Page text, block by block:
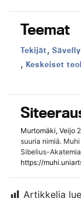
Teemat
Teema:
Tekijät, Teema:
, Teema:
Keskeiset
Murtomäki, Veijo
suuria nimiä.
Sibelius-
https://
Artikkelia